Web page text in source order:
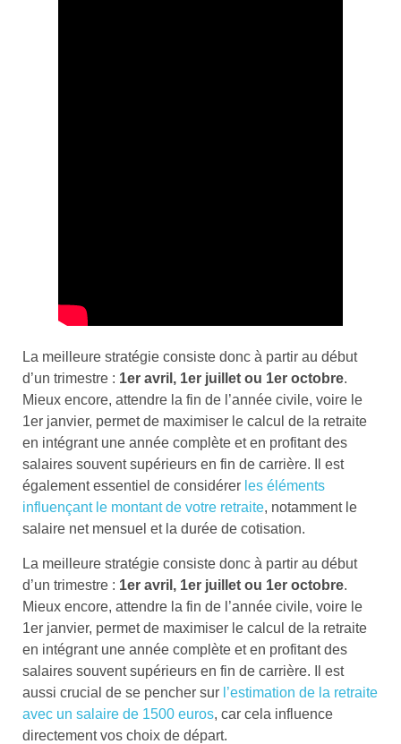
La meilleure stratégie consiste donc à partir au début
d’un trimestre : 1er avril, 1er juillet ou 1er octobre.
Mieux encore, attendre la fin de l’année civile, voire le
1er janvier, permet de maximiser le calcul de la retraite
en intégrant une année complète et en profitant des
salaires souvent supérieurs en fin de carrière. Il est
également essentiel de considérer les éléments
influençant le montant de votre retraite, notamment le
salaire net mensuel et la durée de cotisation.
La meilleure stratégie consiste donc à partir au début
d’un trimestre : 1er avril, 1er juillet ou 1er octobre.
Mieux encore, attendre la fin de l’année civile, voire le
1er janvier, permet de maximiser le calcul de la retraite
en intégrant une année complète et en profitant des
salaires souvent supérieurs en fin de carrière. Il est
aussi crucial de se pencher sur l’estimation de la retraite
avec un salaire de 1500 euros, car cela influence
directement vos choix de départ.